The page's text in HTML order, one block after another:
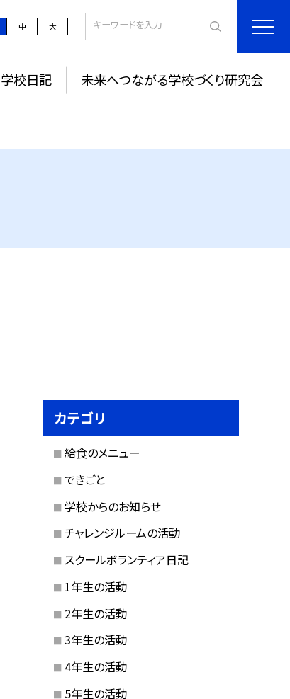
中 大
学校日記 未来へつながる学校づくり研究会
カテゴリ
給食のメニュー
できごと
学校からのお知らせ
チャレンジルームの活動
スクールボランティア日記
1年生の活動
2年生の活動
3年生の活動
4年生の活動
5年生の活動